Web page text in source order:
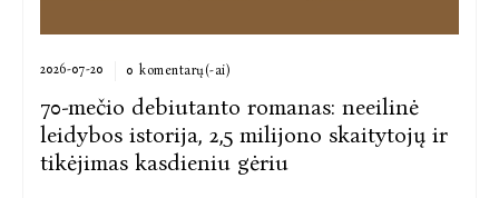
2026-07-20 0 komentarų(-ai)
70-mečio debiutanto romanas: neeilinė
leidybos istorija, 2,5 milijono skaitytojų ir
tikėjimas kasdieniu gėriu